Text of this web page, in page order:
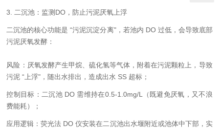
3. 二沉池：监测DO，防止污泥厌氧上浮
二沉池的核心功能是 “污泥沉淀分离"，若池内 DO 过低，会导致底部
污泥厌氧发酵：
风险：厌氧发酵产生甲烷、硫化氢等气体，附着在污泥颗粒上，导致
污泥 “上浮"，随出水排出，造成出水 SS 超标；
控制目标：二沉池 DO 需维持在0.5-1.0mg/L（既避免厌氧，又不浪
费能耗）；
应用逻辑：荧光法 DO 仪安装在二沉池出水堰附近或池体中下部，实